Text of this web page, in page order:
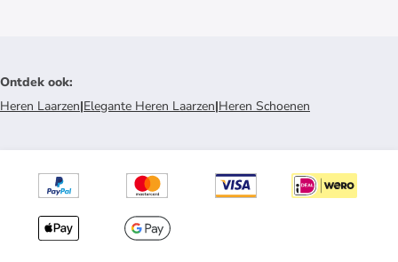
Ontdek ook:
Heren Laarzen|Elegante Heren Laarzen|Heren Schoenen